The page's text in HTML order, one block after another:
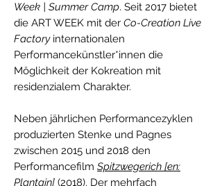
Week | Summer Camp. Seit 2017 bietet
die ART WEEK mit der Co-Creation Live
Factory internationalen
Performancekünstler*innen die
Möglichkeit der Kokreation mit
residenzialem Charakter.
Neben jährlichen Performancezyklen
produzierten Stenke und Pagnes
zwischen 2015 und 2018 den
Performancefilm Spitzwegerich [en:
Plantain] (2018). Der mehrfach